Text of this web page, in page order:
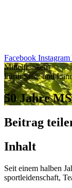
Facebook Instagram
Mittelfranken
Fürth Stadt und
50 Jahre
Beitrag
Inhalt
Seit einem halben
sport­lei­den­schaft,